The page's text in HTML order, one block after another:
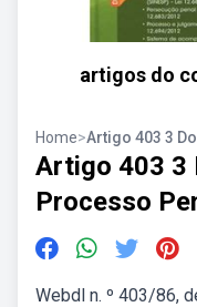
artigos do
Home>Artigo 403 3
Artigo 403 3
Processo
Webdl n. º 403/86,